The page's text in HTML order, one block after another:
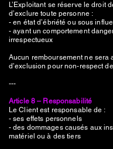
L’Exploitant se réserve le droit
d’exclure toute personne :
- en état d’ébriété ou sous
- ayant un comportement
irrespectueux
Aucun remboursement ne sera
d’exclusion pour non-respect
---
Article 8 – Responsabilité
Le Client est responsable de :
- ses effets personnels
- des dommages causés aux
matériel ou à des tiers